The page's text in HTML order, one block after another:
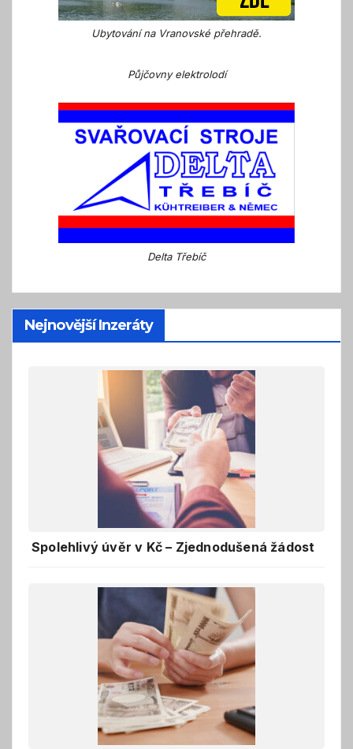
Ubytování na Vranovské přehradě.
Půjčovny elektrolodí
Delta Třebíč
Nejnovější Inzeráty
Spolehlivý úvěr v Kč – Zjednodušená žádost